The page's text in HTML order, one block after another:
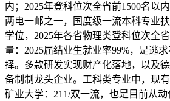
内；2025年登科位次全省前1500名以
两电一邮之一，国度级一流本科专业
学位，2025年各省物理类登科位次全
量：2025届结业生就业率99%，是逃
择。多款研发实现财产化落地，以及
备制制龙头企业。工科类专业中，现
矿业大学：211/双一流，也是目前从